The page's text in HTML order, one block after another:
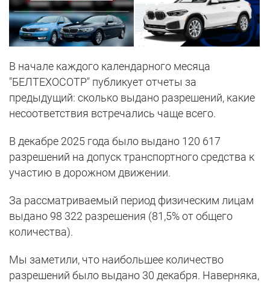
В начале каждого календарного месяца
"БЕЛТЕХОСОТР" публикует отчеты за
предыдущий: сколько выдано разрешений, какие
несоответствия встречались чаще всего.
В декабре 2025 года было выдано 120 617
разрешений на допуск транспортного средства к
участию в дорожном движении.
За рассматриваемый период физическим лицам
выдано 98 322 разрешения (81,5% от общего
количества).
Мы заметили, что наибольшее количество
разрешений было выдано 30 декабря. Наверняка,